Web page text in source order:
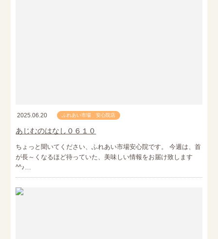
2025.06.20 ふれあい市場 安心院店
あじむのはなし０６１０
ちょっと聞いてください、ふれあい市場安心院です。 今週は、首
が長～くなるほど待っていた、美味しい情報をお届け致します
^^♪…